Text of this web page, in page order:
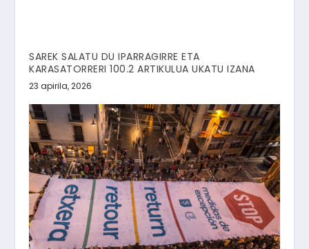
SAREK SALATU DU IPARRAGIRRE ETA
KARASATORRERI 100.2 ARTIKULUA UKATU IZANA
23 apirila, 2026